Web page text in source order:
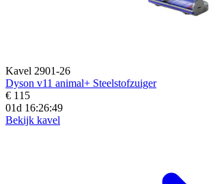
Kavel 2901-26
Dyson v11 animal+ Steelstofzuiger
€ 115
01d 16:26:46
Bekijk kavel